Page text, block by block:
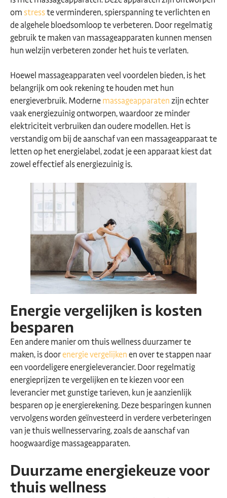
om stresste verminderen, spierspanning te verlichten en
de algehele bloedsomloop te verbeteren. Door regelmatig
gebruik te maken van massageapparaten kunnen mensen
hun welzijn verbeteren zonder het huis te verlaten.
Hoewel massageapparaten veel voordelen bieden, is het
belangrijk om ook rekening te houden met hun
energieverbruik. Modernemassageapparatenzijn echter
vaak energiezuinig ontworpen, waardoor ze minder
elektriciteit verbruiken dan oudere modellen. Het is
verstandig om bij de aanschaf van een massageapparaat te
letten op het energielabel, zodat je een apparaat kiest dat
zowel effectief als energiezuinig is.
Energie vergelijken is kosten
besparen
Een andere manier om thuis wellness duurzamer te
maken, is doorenergie vergelijkenen over te stappen naar
een voordeligere energieleverancier. Door regelmatig
energieprijzen te vergelijken en te kiezen voor een
leverancier met gunstige tarieven, kun je aanzienlijk
besparen op je energierekening. Deze besparingen kunnen
vervolgens worden geïnvesteerd in verdere verbeteringen
van je thuis wellnesservaring, zoals de aanschaf van
hoogwaardige massageapparaten.
Duurzame energiekeuze voor
thuis wellness